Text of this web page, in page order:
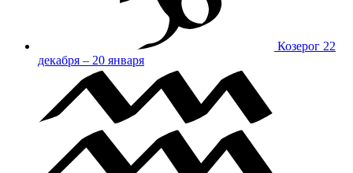
Козерог 22
декабря – 20 января